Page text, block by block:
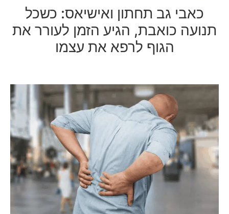
כאבי גב תחתון ואישיאס: כשכל
תנועה כואבת, הגיע הזמן לעורר את
הגוף לרפא את עצמו